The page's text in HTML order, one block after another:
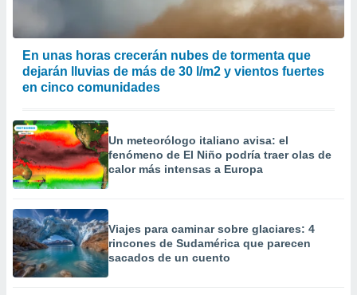
En unas horas crecerán nubes de tormenta que
dejarán lluvias de más de 30 l/m2 y vientos fuertes
en cinco comunidades
Un meteorólogo italiano avisa: el
fenómeno de El Niño podría traer olas de
calor más intensas a Europa
Viajes para caminar sobre glaciares: 4
rincones de Sudamérica que parecen
sacados de un cuento